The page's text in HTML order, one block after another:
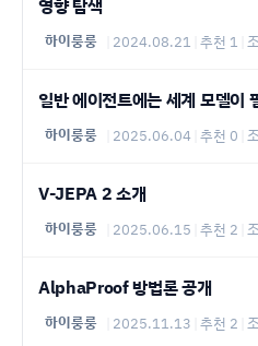
영향 탐색
하이룽룽 2024.08.21 추천 1
일반 에이전트에는 세계 모델이
하이룽룽 2025.06.04 추천 0
V-JEPA 2 소개
하이룽룽 2025.06.15 추천 2
AlphaProof 방법론 공개
하이룽룽 2025.11.13 추천 2